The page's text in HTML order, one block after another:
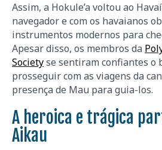
Assim, a Hokule’a voltou ao
navegador e com os havaianos
instrumentos modernos para
Apesar disso, os membros da
Societyse sentiram confiantes o
prosseguir com as viagens da
presença de Mau para guia-los.
A heroica e trágica
Aikau